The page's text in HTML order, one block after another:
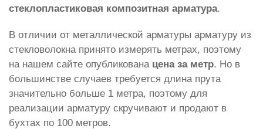
стеклопластиковая композитная арматура.
В отличии от металлической арматуры арматуру из
стекловолокна принято измерять метрах, поэтому
на нашем сайте опубликована цена за метр. Но в
большинстве случаев требуется длина прута
значительно больше 1 метра, поэтому для
реализации арматуру скручивают и продают в
бухтах по 100 метров.